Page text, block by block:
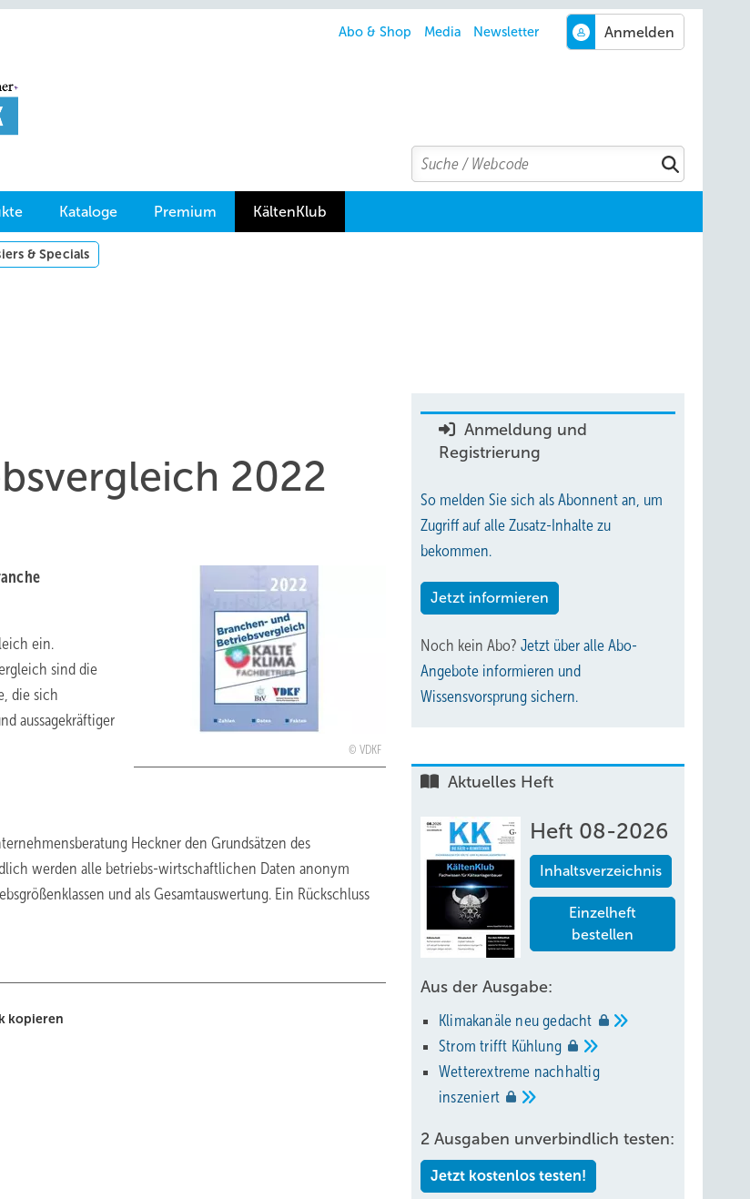
Abo & Shop Media Newsletter
Search
Suchen
Kataloge Premium KältenKlub
& Specials
2022
VDKF
ein.
sind die
die sich
aussagekräftiger
Heckner den Grundsätzen des
werden alle betriebs-wirtschaftlichen Daten anonym
und als Gesamtauswertung. Ein Rückschluss
kopieren
Anmeldung und
Registrierung
So melden Sie sich als Abonnent an, um
Zugriff auf alle Zusatz-Inhalte zu
bekommen.
Jetzt informieren
Noch kein Abo? Jetzt über alle Abo-
Angebote informieren und
Wissensvorsprung sichern.
Aktuelles Heft
Heft 08-2026
Inhaltsverzeichnis
Einzelheft
bestellen
Aus der Ausgabe:
Klimakanäle neugedacht
Strom trifft Kühlung
Wetterextreme nachhaltig
inszeniert
2 Ausgaben unverbindlich testen:
Jetzt kostenlos testen!